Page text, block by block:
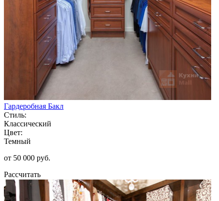
Гардеробная Бакл
Стиль:
Классический
Цвет:
Темный
от 50 000 руб.
Рассчитать